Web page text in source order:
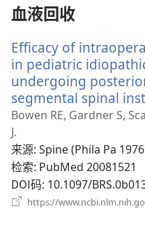
血液回收
Efficacy of
in pediatric
undergoing
segmental spinal
Bowen RE, Gardner S,
J.
来源‎: Spine (Phila Pa
检索‎: PubMed 20081521
DOI码‎: 10.1097/
https://